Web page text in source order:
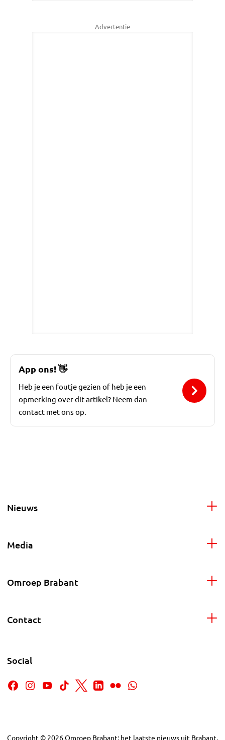
Advertentie
App ons!👋
Heb je een foutje gezien of heb je een
opmerking over dit artikel? Neem dan
contact met ons op.
Nieuws
Media
Omroep Brabant
Contact
Social
Copyright © 2026Omroep Brabant: het laatste nieuws uit Brabant,